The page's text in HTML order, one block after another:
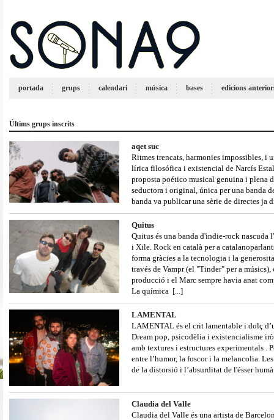
portada grups calendari música bases edicions
Últims grups inscrits
aqet suc
Ritmes trencats, harmonies impossibles, i
lírica filosófica i existencial de Narcís
proposta poético musical genuina i plena
seductora i original, única per una banda
banda va publicar una sèrie de directes ja
Quitus
Quitus és una banda d'indie-rock nascuda
i Xile. Rock en català per a
forma gràcies a la tecnologia i la
través de Vampr (el "Tinder" per a músics),
producció i el Marc sempre havia anat
La química [...]
LAMENTAL
LAMENTAL és el crit lamentable i dolç
Dream pop, psicodèlia i existencialisme
amb textures i estructures experimentals .
entre l’humor, la foscor i la melancolia.
de la distorsió i l’absurditat de l'ésser
Claudia del Valle
Claudia del Valle és una artista de